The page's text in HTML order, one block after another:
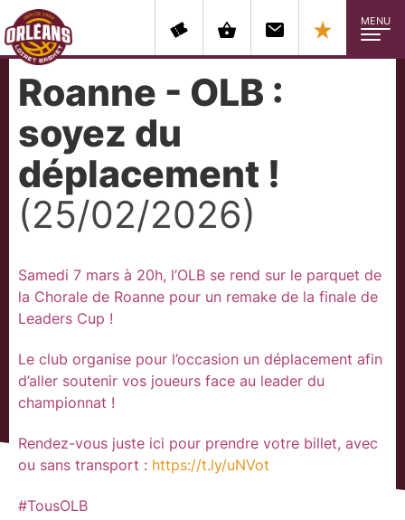
MENU
Roanne - OLB :
soyez du
déplacement !
(25/02/2026)
Samedi 7 mars à 20h, l’OLB se rend sur le parquet de
la Chorale de Roanne pour un remake de la finale de
Leaders Cup !
Le club organise pour l’occasion un déplacement afin
d’aller soutenir vos joueurs face au leader du
championnat !
Rendez-vous juste ici pour prendre votre billet, avec
ou sans transport : https://t.ly/uNVot
#TousOLB